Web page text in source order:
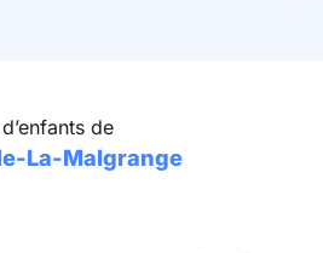
de
La-Malgrange